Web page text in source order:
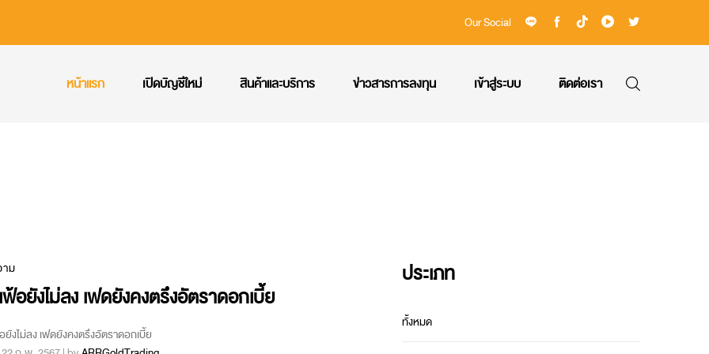
Our Social
หน้าแรก เปิดบัญชีใหม่ สินค้าและบริการ ข่าวสารการลงทุน เข้าสู่ระบบ ติดต่อเรา
ม
ฟ้อยังไม่ลง เฟดยังคงตรึงอัตราดอกเบี้ย
ยังไม่ลง เฟดยังคงตรึงอัตราดอกเบี้ย
ประเภท
ทั้งหมด